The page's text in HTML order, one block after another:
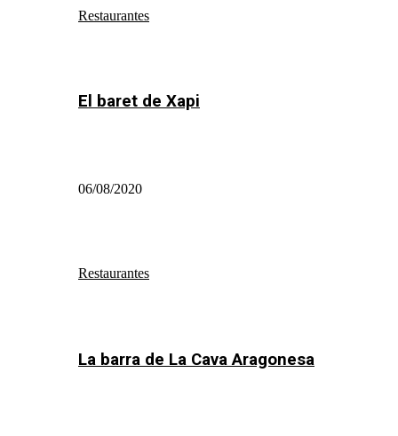
Restaurantes
El baret de Xapi
06/08/2020
Restaurantes
La barra de La Cava Aragonesa